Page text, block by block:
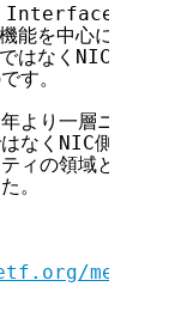
Interface
能を中心に解説さ
はなくNIC上の専
す。
より一層ニーズ
なくNIC側も貢
ィの領域とも、
。